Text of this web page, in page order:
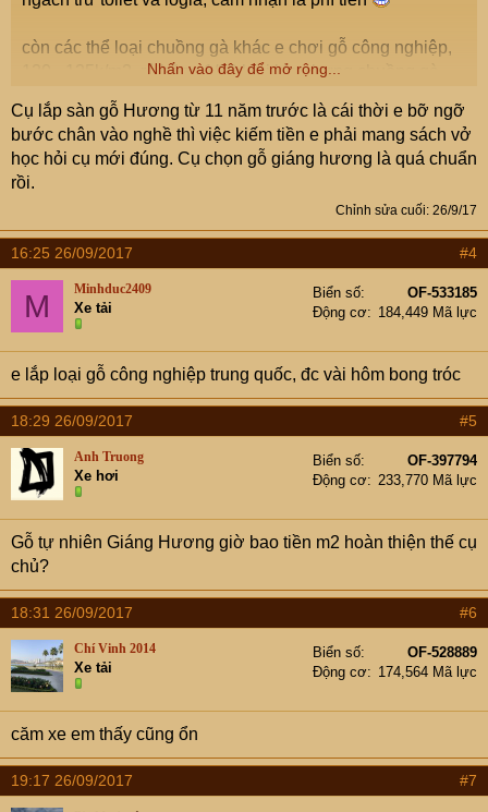
còn các thể loại chuồng gà khác e chơi gỗ công nghiệp,
120 - 125k/m2, rẻ bằng 1/20 loại kia nhưng chuồng gà
cụ sẽ tư vấn j để e kiếm tiền ạ ?
Nhấn vào đây để mở rộng...
Cụ lắp sàn gỗ Hương từ 11 năm trước là cái thời e bỡ ngỡ
bước chân vào nghề thì việc kiếm tiền e phải mang sách vở
học hỏi cụ mới đúng. Cụ chọn gỗ giáng hương là quá chuẩn
rồi.
Chỉnh sửa cuối: 26/9/17
16:25 26/09/2017 #4
M Minhduc2409
Xe tải
Biển số
OF-533185
Động cơ
184,449 Mã lực
e lắp loại gỗ công nghiệp trung quốc, đc vài hôm bong tróc
18:29 26/09/2017 #5
Anh Truong
Xe hơi
Biển số
OF-397794
Động cơ
233,770 Mã lực
Gỗ tự nhiên Giáng Hương giờ bao tiền m2 hoàn thiện thế cụ
chủ?
18:31 26/09/2017 #6
Chí Vinh 2014
Xe tải
Biển số
OF-528889
Động cơ
174,564 Mã lực
căm xe em thấy cũng ổn
19:17 26/09/2017 #7